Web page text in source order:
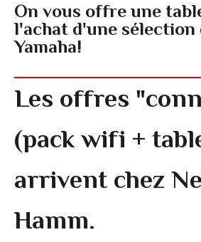
On vous offre une
l'achat d'une sélection
Yamaha!
Les offres
(pack wifi +
arrivent chez
Hamm.